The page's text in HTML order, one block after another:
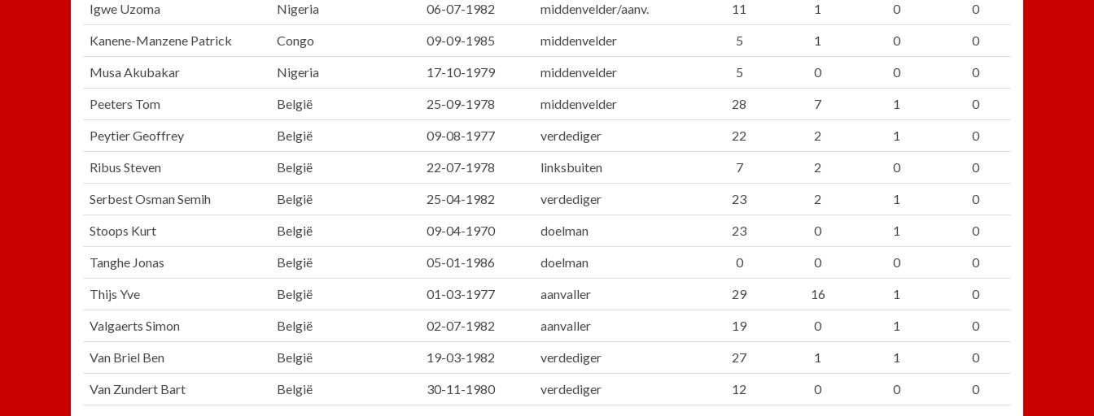
Igwe Uzoma Nigeria 06-07-1982 middenvelder/aanv. 11 1 0 0
Kanene-Manzene Patrick Congo 09-09-1985 middenvelder 5 1 0 0
Musa Akubakar Nigeria 17-10-1979 middenvelder 5 0 0 0
Peeters Tom België 25-09-1978 middenvelder 28 7 1 0
Peytier Geoffrey België 09-08-1977 verdediger 22 2 1 0
Ribus Steven België 22-07-1978 linksbuiten 7 2 0 0
Serbest Osman Semih België 25-04-1982 verdediger 23 2 1 0
Stoops Kurt België 09-04-1970 doelman 23 0 1 0
Tanghe Jonas België 05-01-1986 doelman 0 0 0 0
Thijs Yve België 01-03-1977 aanvaller 29 16 1 0
Valgaerts Simon België 02-07-1982 aanvaller 19 0 1 0
Van Briel Ben België 19-03-1982 verdediger 27 1 1 0
Van Zundert Bart België 30-11-1980 verdediger 12 0 0 0